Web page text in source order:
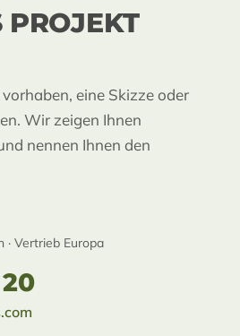
eine Skizze oder
Wir zeigen Ihnen
nennen Ihnen den
Vertrieb Europa